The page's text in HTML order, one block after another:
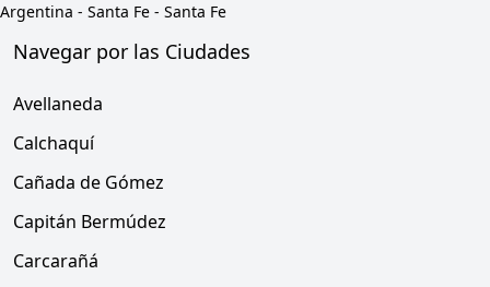
Argentina - Santa Fe - Santa Fe
Navegar por las Ciudades
Avellaneda
Calchaquí
Cañada de Gómez
Capitán Bermúdez
Carcarañá